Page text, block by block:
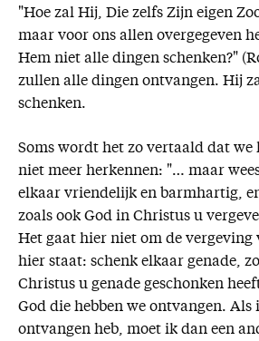
"Hoe zal Hij, Die zelfs Zijn eigen
maar voor ons allen overgegeven
Hem niet alle dingen schenken?"
zullen alle dingen ontvangen. Hij
schenken.
Soms wordt het zo vertaald dat
niet meer herkennen: "… maar
elkaar vriendelijk en barmhartig,
zoals ook God in Christus u
Het gaat hier niet om de vergeving
hier staat: schenk elkaar genade,
Christus u genade geschonken
God die hebben we ontvangen. Als
ontvangen heb, moet ik dan een